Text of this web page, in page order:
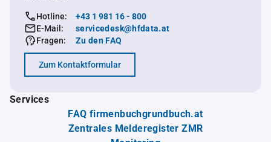
Hotline:
+43 1 981 16 - 800
E-Mail:
servicedesk@hfdata.at
Fragen:
Zu den FAQ
Zum Kontaktformular
Services
FAQ firmenbuchgrundbuch.at
Zentrales Melderegister ZMR